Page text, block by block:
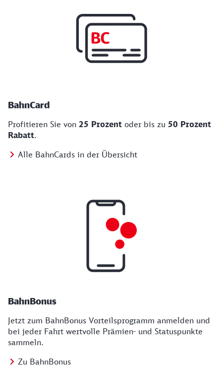
BahnCard
Profitieren Sie von 25 Prozent oder bis zu 50 Prozent
Rabatt.
Alle BahnCards in der Übersicht
BahnBonus
Jetzt zum BahnBonus Vorteilsprogramm anmelden und
bei jeder Fahrt wertvolle Prämien- und Statuspunkte
sammeln.
Zu BahnBonus